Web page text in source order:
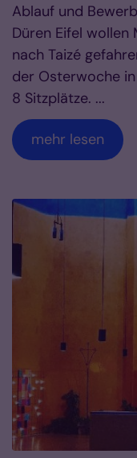
Ablauf und
Düren Eifel wollen
nach Taizé
der Osterwoche in
8 Sitzplätze. ...
mehr lesen